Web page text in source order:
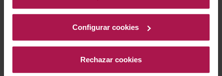
Configurar cookies
Rechazar cookies
Mas d'en Gil es una histórica finca ubicada en el sur del
Priorat, en el término de Bellmunt del Priorat, con 125
hectáreas distribuidas en cinco valles. Desde 1998, la